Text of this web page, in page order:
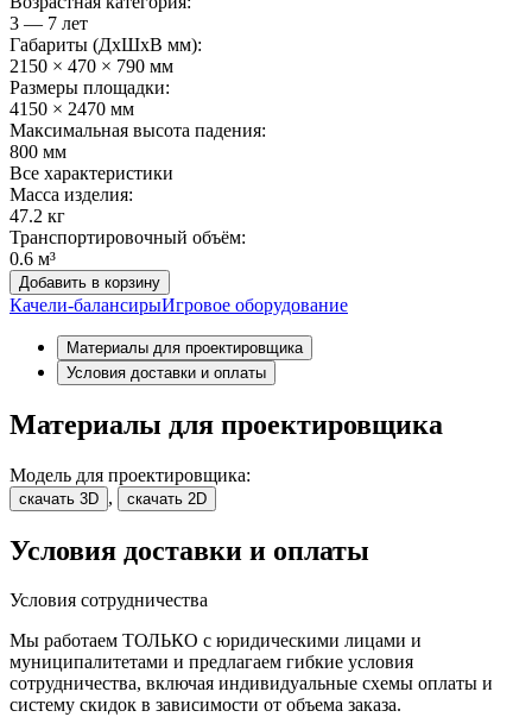
3 — 7 лет
Габариты (ДхШxВ мм):
2150 × 470 × 790 мм
Размеры площадки:
4150 × 2470 мм
Максимальная высота падения:
800 мм
Все характеристики
Масса изделия:
47.2 кг
Транспортировочный объём:
0.6 м³
Добавить в корзину
Качели-балансирыИгровое оборудование
Материалы для проектировщика
Условия доставки и оплаты
Материалы для проектировщика
Модель для проектировщика:
скачать 3D , скачать 2D
Условия доставки и оплаты
Условия сотрудничества
Мы работаем ТОЛЬКО с юридическими лицами и
муниципалитетами и предлагаем гибкие условия
сотрудничества, включая индивидуальные схемы оплаты и
систему скидок в зависимости от объема заказа.